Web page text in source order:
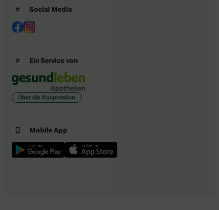
Social Media
Ein Service von
Über die Kooperation
Mobile App